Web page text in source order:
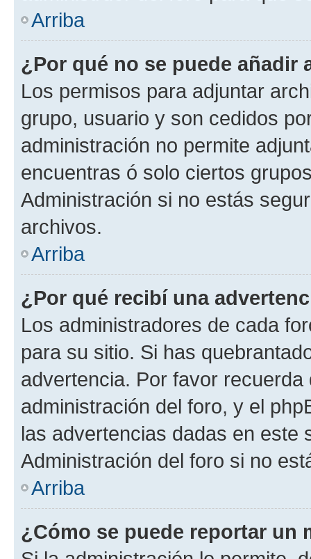
Arriba
¿Por qué no se puede añadir
Los permisos para adjuntar
grupo, usuario y son cedidos
administración no permite
encuentras ó solo ciertos
Administración si no estás
archivos.
Arriba
¿Por qué recibí una
Los administradores de cada
para su sitio. Si has
advertencia. Por favor
administración del foro, y el
las advertencias dadas en este
Administración del foro si no
Arriba
¿Cómo se puede reportar un